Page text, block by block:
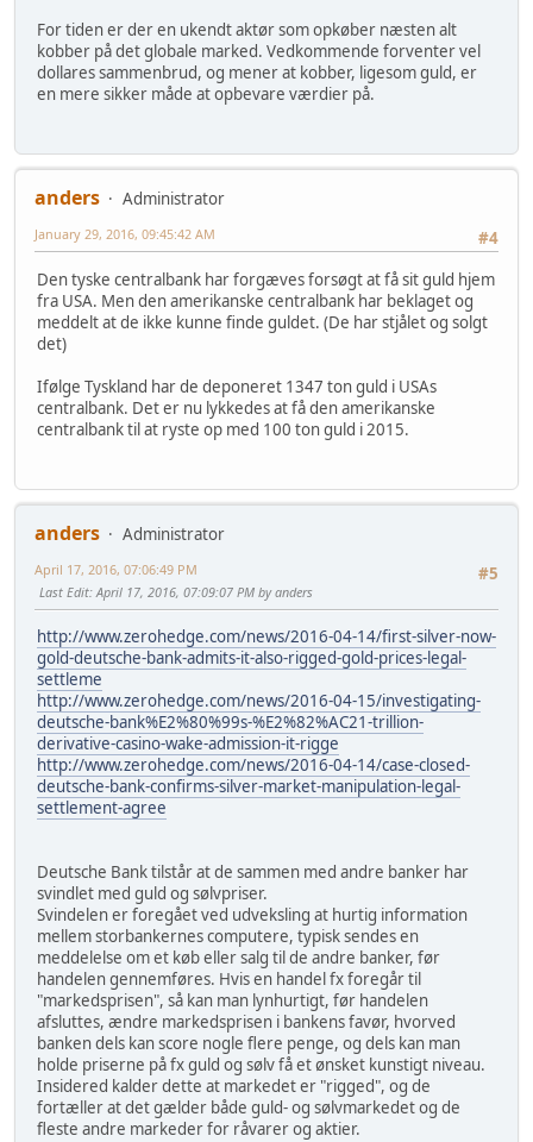
For tiden er der en ukendt aktør som opkøber næsten alt
kobber på det globale marked. Vedkommende forventer vel
dollares sammenbrud, og mener at kobber, ligesom guld, er
en mere sikker måde at opbevare værdier på.
anders
Administrator
#4
January 29, 2016, 09:45:42 AM
Den tyske centralbank har forgæves forsøgt at få sit guld hjem
fra USA. Men den amerikanske centralbank har beklaget og
meddelt at de ikke kunne finde guldet. (De har stjålet og solgt
det)
Ifølge Tyskland har de deponeret 1347 ton guld i USAs
centralbank. Det er nu lykkedes at få den amerikanske
centralbank til at ryste op med 100 ton guld i 2015.
anders
Administrator
#5
April 17, 2016, 07:06:49 PM
Last Edit: April 17, 2016, 07:09:07 PM by anders
http://www.zerohedge.com/news/2016-04-14/first-silver-now-
gold-deutsche-bank-admits-it-also-rigged-gold-prices-legal-
settleme
http://www.zerohedge.com/news/2016-04-15/investigating-
deutsche-bank%E2%80%99s-%E2%82%AC21-trillion-
derivative-casino-wake-admission-it-rigge
http://www.zerohedge.com/news/2016-04-14/case-closed-
deutsche-bank-confirms-silver-market-manipulation-legal-
settlement-agree
Deutsche Bank tilstår at de sammen med andre banker har
svindlet med guld og sølvpriser.
Svindelen er foregået ved udveksling at hurtig information
mellem storbankernes computere, typisk sendes en
meddelelse om et køb eller salg til de andre banker, før
handelen gennemføres. Hvis en handel fx foregår til
"markedsprisen", så kan man lynhurtigt, før handelen
afsluttes, ændre markedsprisen i bankens favør, hvorved
banken dels kan score nogle flere penge, og dels kan man
holde priserne på fx guld og sølv få et ønsket kunstigt niveau.
Insidered kalder dette at markedet er "rigged", og de
fortæller at det gælder både guld- og sølvmarkedet og de
fleste andre markeder for råvarer og aktier.